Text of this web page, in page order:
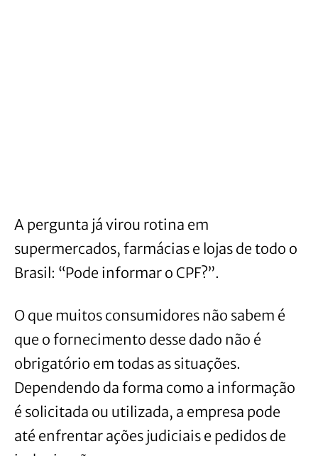
A pergunta já virou rotina em
supermercados, farmácias e lojas de todo o
Brasil: “Pode informar o CPF?”.
O que muitos consumidores não sabem é
que o fornecimento desse dado não é
obrigatório em todas as situações.
Dependendo da forma como a informação
é solicitada ou utilizada, a empresa pode
até enfrentar ações judiciais e pedidos de